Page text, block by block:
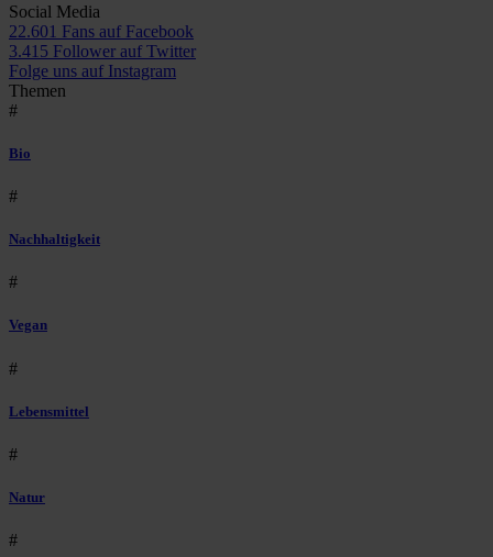
Social Media
22.601 Fans auf Facebook
3.415 Follower auf Twitter
Folge uns auf Instagram
Themen
#
Bio
#
Nachhaltigkeit
#
Vegan
#
Lebensmittel
#
Natur
#